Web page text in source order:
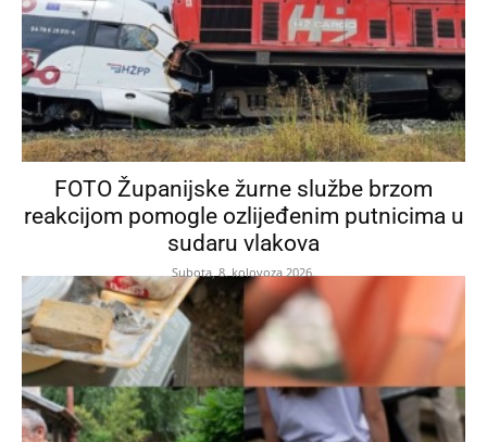
FOTO Županijske žurne službe brzom
reakcijom pomogle ozlijeđenim putnicima u
sudaru vlakova
Subota, 8. kolovoza 2026.